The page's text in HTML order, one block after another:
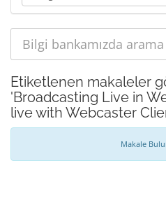
Etiketlenen makaleler
'Broadcasting Live in
live with Webcaster
Makale